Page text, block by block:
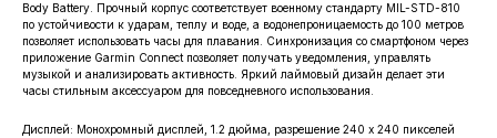
Body Battery. Прочный корпус соответствует военному стандарту MIL-STD-810
по устойчивости к ударам, теплу и воде, а водонепроницаемость до 100 метров
позволяет использовать часы для плавания. Синхронизация со смартфоном через
приложение Garmin Connect позволяет получать уведомления, управлять
музыкой и анализировать активность. Яркий лаймовый дизайн делает эти
часы стильным аксессуаром для повседневного использования.
Дисплей: Монохромный дисплей, 1.2 дюйма, разрешение 240 x 240 пикселей